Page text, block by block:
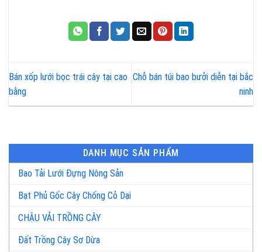
Bán xốp lưới bọc trái cây tại cao
bằng
Chỗ bán túi bao bưởi diễn tại bắc
ninh
DANH MỤC SẢN PHẨM
Bao Tải Lưới Đựng Nông Sản
Bạt Phủ Gốc Cây Chống Cỏ Dại
CHẬU VẢI TRỒNG CÂY
Đất Trồng Cây Sơ Dừa